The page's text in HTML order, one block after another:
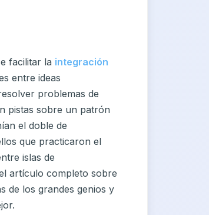
facilitar la integración
entre ideas
problemas de
pistas sobre un patrón
el doble de
que practicaron el
islas de
artículo completo sobre
de los grandes genios y